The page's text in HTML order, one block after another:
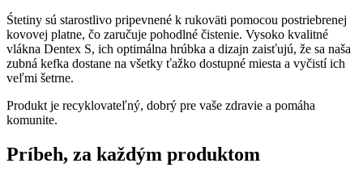
Śtetiny sú starostlivo pripevnené k rukoväti pomocou postriebrenej
kovovej platne, čo zaručuje pohodlné čistenie. Vysoko kvalitné
vlákna Dentex S, ich optimálna hrúbka a dizajn zaisťujú, že sa naša
zubná kefka dostane na všetky ťažko dostupné miesta a vyčistí ich
veľmi šetrne.
Produkt je recyklovateľný, dobrý pre vaše zdravie a pomáha
komunite.
Príbeh, za každým produktom